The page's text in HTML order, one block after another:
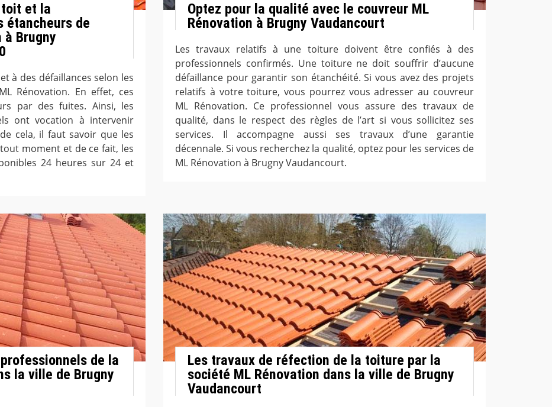
et la
étancheurs de
à Brugny
à des défaillances selon les
Rénovation. En effet, ces
par des fuites. Ainsi, les
ont vocation à intervenir
cela, il faut savoir que les
moment et de ce fait, les
24 heures sur 24 et
Optez pour la qualité avec le couvreur ML
Rénovation à Brugny Vaudancourt
Les travaux relatifs à une toiture doivent être confiés à des
professionnels confirmés. Une toiture ne doit souffrir d’aucune
défaillance pour garantir son étanchéité. Si vous avez des projets
relatifs à votre toiture, vous pourrez vous adresser au couvreur
ML Rénovation. Ce professionnel vous assure des travaux de
qualité, dans le respect des règles de l’art si vous sollicitez ses
services. Il accompagne aussi ses travaux d’une garantie
décennale. Si vous recherchez la qualité, optez pour les services de
ML Rénovation à Brugny Vaudancourt.
de la
la ville de Brugny
Les travaux de réfection de la toiture par la
société ML Rénovation dans la ville de Brugny
Vaudancourt